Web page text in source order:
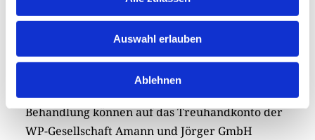
Auswahl erlauben
Ablehnen
medizinischen Behandlung von Michael Mwase
zugute.
Rotarierinnen und Rotarier aus dem gesamten
Dreiländereck sind herzlich eingeladen, an der
Behandlung können auf das Treuhandkonto der
WP-Gesellschaft Amann und Jörger GmbH